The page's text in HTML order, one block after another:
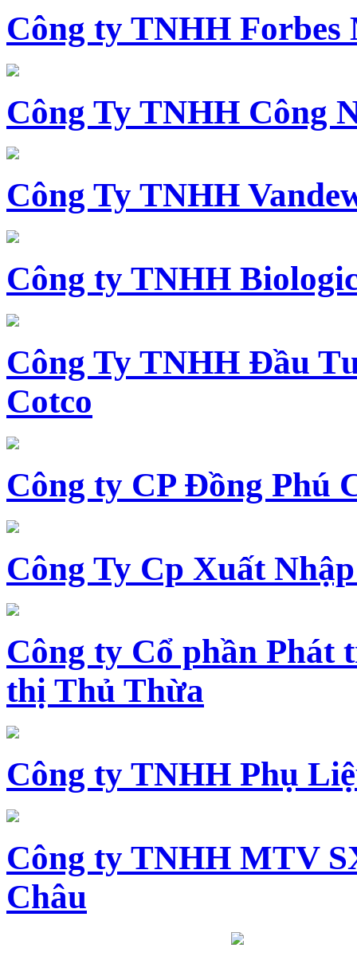
Công ty TNHH
Công Ty TNHH Công
Công Ty TNHH
Công ty TNHH
Công Ty TNHH Đầu
Cotco
Công ty CP Đồng Phú
Công Ty Cp Xuất
Công ty Cổ phần Phát
thị Thủ Thừa
Công ty TNHH Phụ
Công ty TNHH MTV
Châu